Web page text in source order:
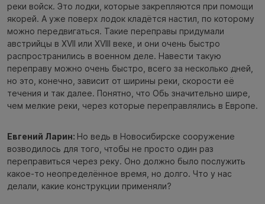
реки войск. Это лодки, которые закрепляются при помощи
якорей. А уже поверх лодок кладётся настил, по которому
можно передвигаться. Такие переправы придумали
австрийцы в XVII или XVIII веке, и они очень быстро
распространились в военном деле. Навести такую
переправу можно очень быстро, всего за несколько дней,
но это, конечно, зависит от ширины реки, скорости её
течения и так далее. Понятно, что Обь значительно шире,
чем мелкие реки, через которые переправлялись в Европе.
Евгений Ларин: Но ведь в Новосибирске сооружение
возводилось для того, чтобы не просто один раз
переправиться через реку. Оно должно было послужить
какое-то неопределённое время, но долго. Что у нас
делали, какие конструкции применяли?